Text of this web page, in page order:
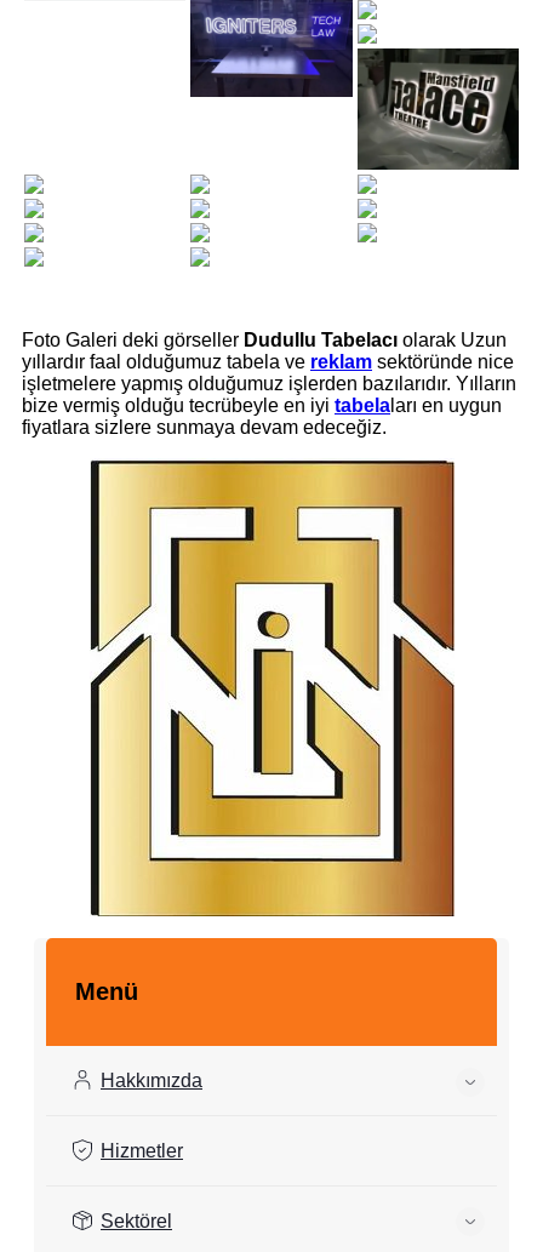
Foto Galeri deki görseller Dudullu Tabelacı olarak Uzun
yıllardır faal olduğumuz tabela ve reklam sektöründe nice
işletmelere yapmış olduğumuz işlerden bazılarıdır. Yılların
bize vermiş olduğu tecrübeyle en iyi tabela ları en uygun
fiyatlara sizlere sunmaya devam edeceğiz.
Menü
Hakkımızda
Hizmetler
Sektörel